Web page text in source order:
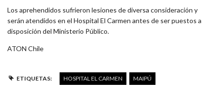
Los aprehendidos sufrieron lesiones de diversa consideración y
serán atendidos en el Hospital El Carmen antes de ser puestos a
disposición del Ministerio Público.
ATON Chile
ETIQUETAS: HOSPITAL EL CARMEN MAIPÚ